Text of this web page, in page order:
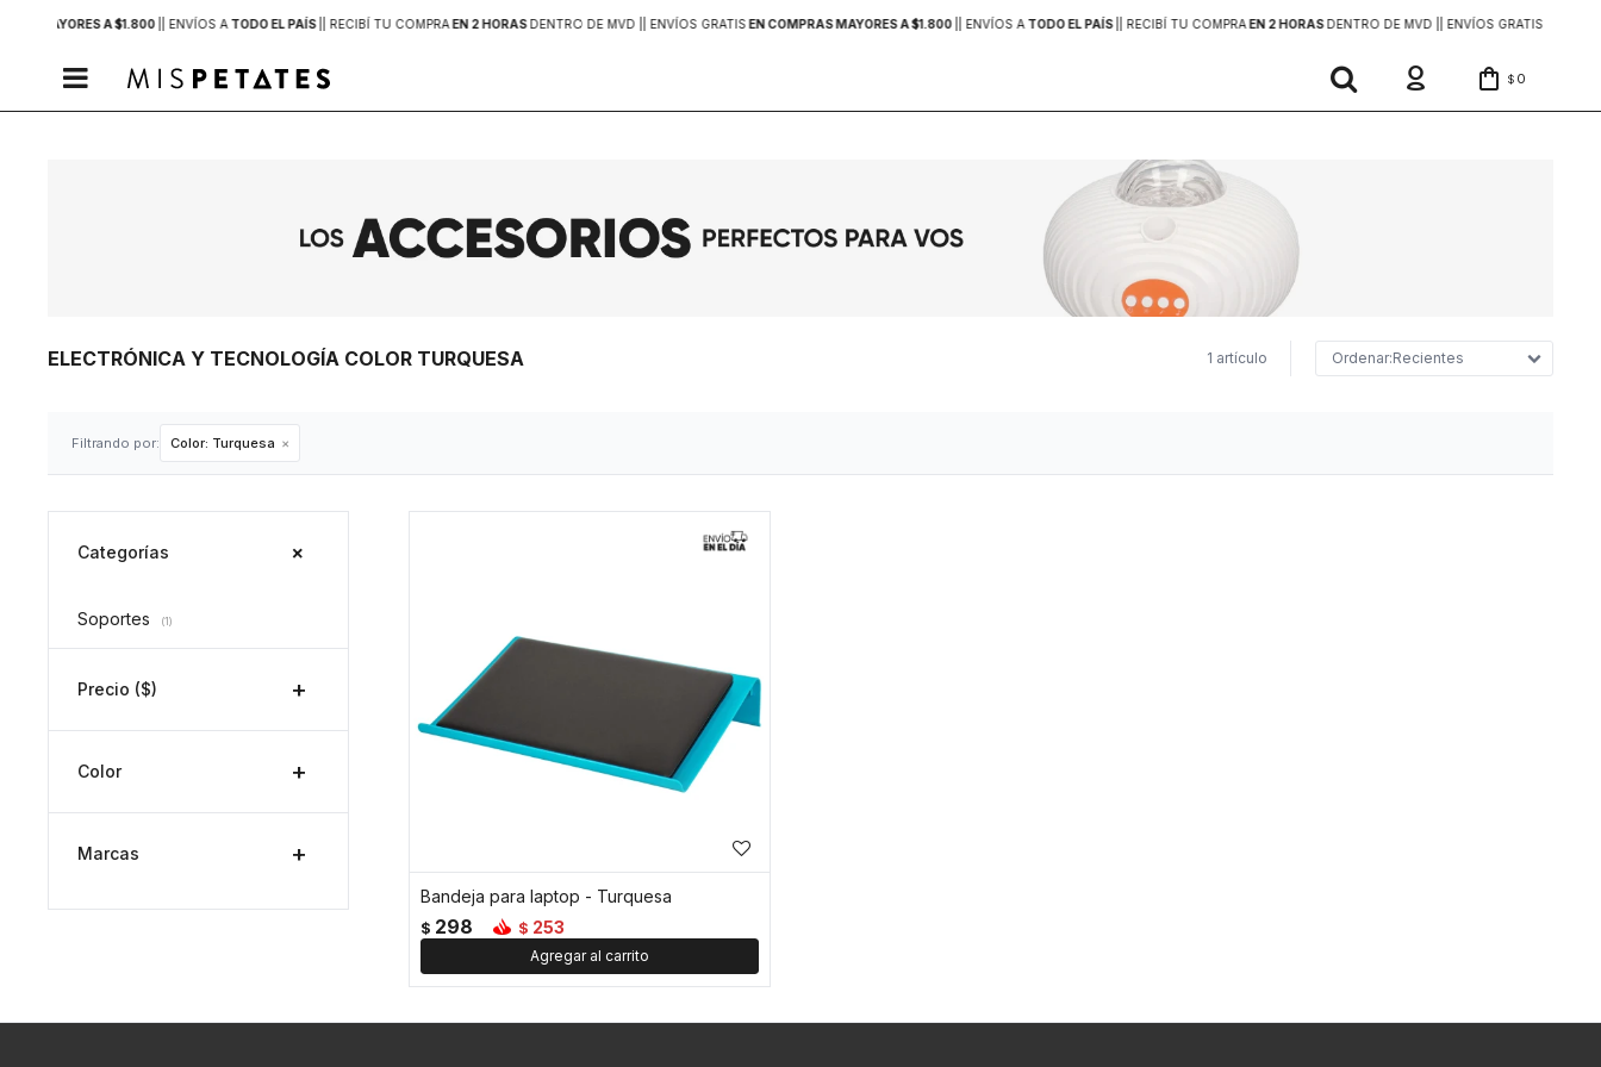
MAYORES A $1.800 | ENVÍOS A TODO EL PAÍS | RECIBÍ TU COMPRAEN 2 HORASDENTRO DE MVD | | ENVÍOS GRATISEN COMPRAS MAYORES A $1.800 | ENVÍOS A TODO EL PAÍS | RECIBÍ TU COMPRAEN 2 HORASDENTRO DE MVD | | ENVÍOS GRATIS
 $ 0
ELECTRÓNICA Y TECNOLOGÍA COLOR TURQUESA 1 artículo Recientes
Filtrando por: Color: Turquesa
Bandeja para laptop - Turquesa
$ 298 $ 253
Categorías
Soportes (1)
Precio ($)
Color
Marcas